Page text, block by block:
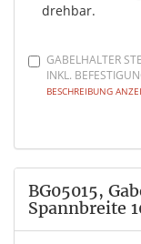
drehbar.
GABELHALTER
INKL.
BESCHREIBUNG
BG05015,
Spannbreite